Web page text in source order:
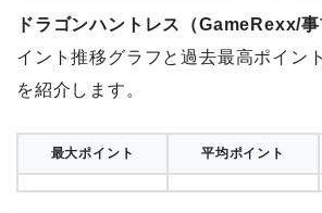
ドラゴンハントレス（GameRexx/
イント推移グラフと過去最高ポイン
を紹介します。
最大ポイント 平均ポイント